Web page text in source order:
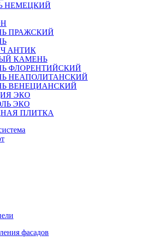
НЕМЕЦКИЙ
ПРАЖСКИЙ
АНТИК
КАМЕНЬ
ФЛОРЕНТИЙСКИЙ
НЕАПОЛИТАНСКИЙ
ВЕНЕЦИАНСКИЙ
ЭКО
ЭКО
ПЛИТКА
фасадов